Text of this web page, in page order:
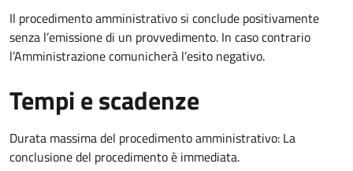
Il procedimento amministrativo si conclude positivamente
senza l’emissione di un provvedimento. In caso contrario
l’Amministrazione comunicherà l’esito negativo.
Tempi e scadenze
Durata massima del procedimento amministrativo: La
conclusione del procedimento è immediata.